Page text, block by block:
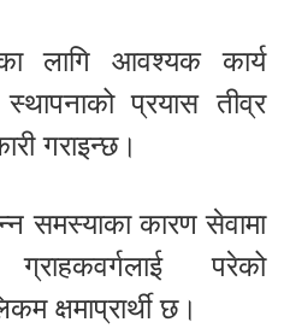
लागि आवश्यक कार्य
प्रयास तीव्र
गराइन्छ।
समस्याका कारण सेवामा
परेको
क्षमाप्रार्थी छ।